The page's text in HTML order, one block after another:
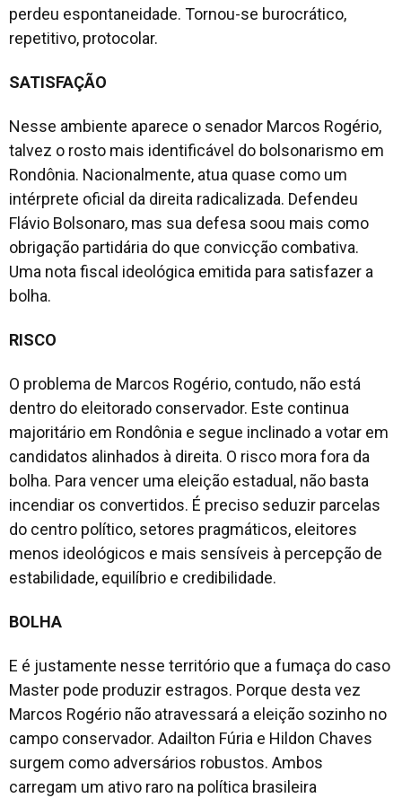
perdeu espontaneidade. Tornou-se burocrático,
repetitivo, protocolar.
SATISFAÇÃO
Nesse ambiente aparece o senador Marcos Rogério,
talvez o rosto mais identificável do bolsonarismo em
Rondônia. Nacionalmente, atua quase como um
intérprete oficial da direita radicalizada. Defendeu
Flávio Bolsonaro, mas sua defesa soou mais como
obrigação partidária do que convicção combativa.
Uma nota fiscal ideológica emitida para satisfazer a
bolha.
RISCO
O problema de Marcos Rogério, contudo, não está
dentro do eleitorado conservador. Este continua
majoritário em Rondônia e segue inclinado a votar em
candidatos alinhados à direita. O risco mora fora da
bolha. Para vencer uma eleição estadual, não basta
incendiar os convertidos. É preciso seduzir parcelas
do centro político, setores pragmáticos, eleitores
menos ideológicos e mais sensíveis à percepção de
estabilidade, equilíbrio e credibilidade.
BOLHA
E é justamente nesse território que a fumaça do caso
Master pode produzir estragos. Porque desta vez
Marcos Rogério não atravessará a eleição sozinho no
campo conservador. Adailton Fúria e Hildon Chaves
surgem como adversários robustos. Ambos
carregam um ativo raro na política brasileira